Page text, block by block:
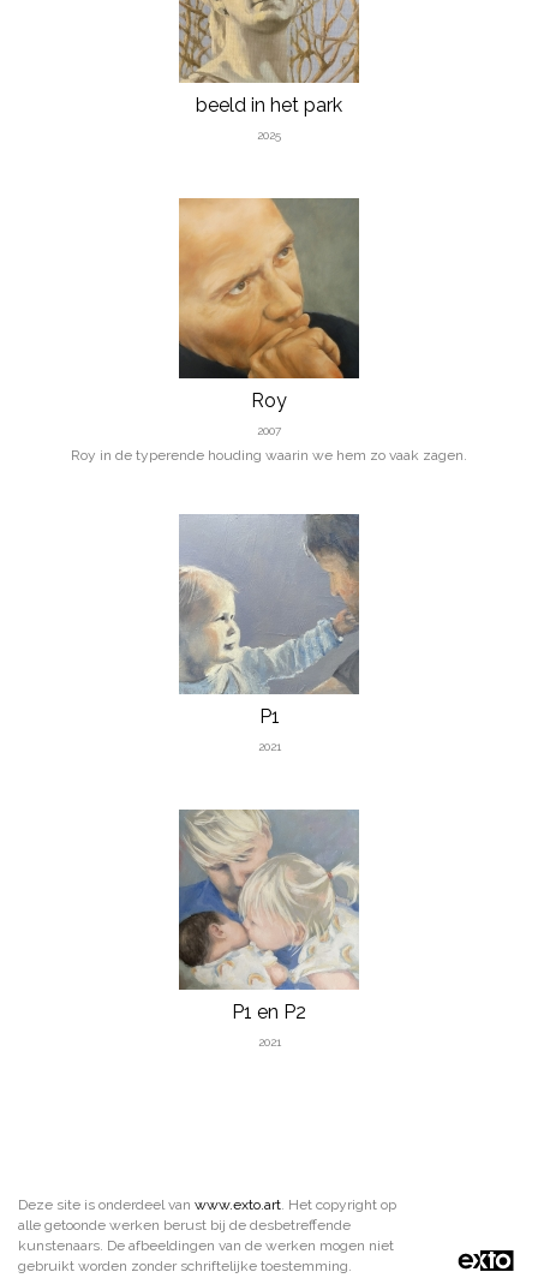
beeld in het park
2025
Roy
2007
Roy in de typerende houding waarin we hem zo vaak zagen.
P1
2021
P1 en P2
2021
Deze site is onderdeel van www.exto.art. Het copyright op
alle getoonde werken berust bij de desbetreffende
kunstenaars. De afbeeldingen van de werken mogen niet
gebruikt worden zonder schriftelijke toestemming.